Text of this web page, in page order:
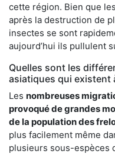
cette région. Bien que
après la destruction de
insectes se sont
aujourd’hui ils pullulent
Quelles sont les
asiatiques qui existent
Les nombreuses
provoqué de grandes
de la population des
plus facilement même
plusieurs sous-espèces